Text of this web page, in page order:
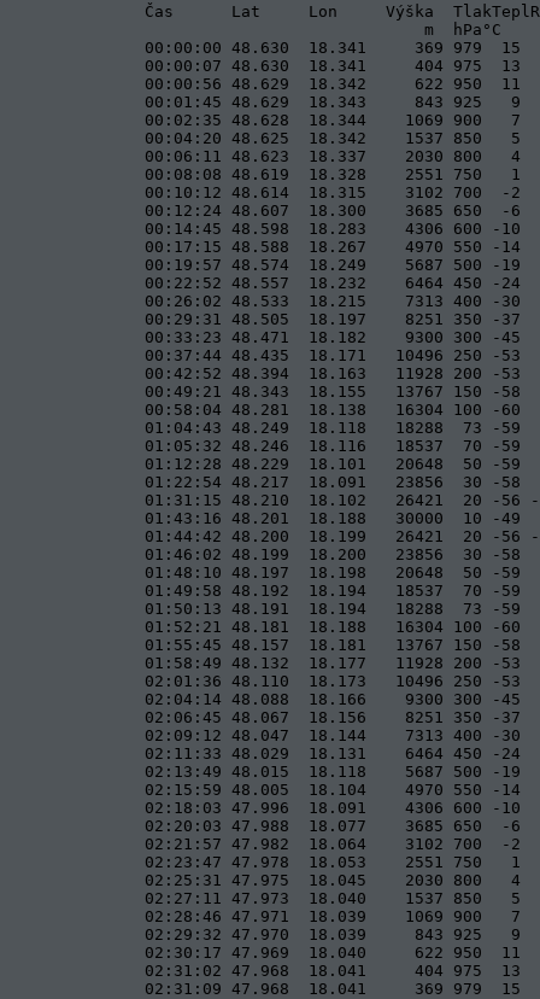
Čas      Lat     Lon     Výška
m  hPa°C
00:00:00 48.630  18.341     369 979  15
00:00:07 48.630  18.341     404 975  13
00:00:56 48.629  18.342     622 950  11
00:01:45 48.629  18.343     843 925   9
00:02:35 48.628  18.344    1069 900   7
00:04:20 48.625  18.342    1537 850   5
00:06:11 48.623  18.337    2030 800   4
00:08:08 48.619  18.328    2551 750   1
00:10:12 48.614  18.315    3102 700  -2
00:12:24 48.607  18.300    3685 650  -6
00:14:45 48.598  18.283    4306 600 -10
00:17:15 48.588  18.267    4970 550 -14
00:19:57 48.574  18.249    5687 500 -19
00:22:52 48.557  18.232    6464 450 -24
00:26:02 48.533  18.215    7313 400 -30
00:29:31 48.505  18.197    8251 350 -37
00:33:23 48.471  18.182    9300 300 -45
00:37:44 48.435  18.171   10496 250 -53
00:42:52 48.394  18.163   11928 200 -53
00:49:21 48.343  18.155   13767 150 -58
00:58:04 48.281  18.138   16304 100 -60
01:04:43 48.249  18.118   18288  73 -59
01:05:32 48.246  18.116   18537  70 -59
01:12:28 48.229  18.101   20648  50 -59
01:22:54 48.217  18.091   23856  30 -58
01:31:15 48.210  18.102   26421  20 -56
01:43:16 48.201  18.188   30000  10 -49
01:44:42 48.200  18.199   26421  20 -56
01:46:02 48.199  18.200   23856  30 -58
01:48:10 48.197  18.198   20648  50 -59
01:49:58 48.192  18.194   18537  70 -59
01:50:13 48.191  18.194   18288  73 -59
01:52:21 48.181  18.188   16304 100 -60
01:55:45 48.157  18.181   13767 150 -58
01:58:49 48.132  18.177   11928 200 -53
02:01:36 48.110  18.173   10496 250 -53
02:04:14 48.088  18.166    9300 300 -45
02:06:45 48.067  18.156    8251 350 -37
02:09:12 48.047  18.144    7313 400 -30
02:11:33 48.029  18.131    6464 450 -24
02:13:49 48.015  18.118    5687 500 -19
02:15:59 48.005  18.104    4970 550 -14
02:18:03 47.996  18.091    4306 600 -10
02:20:03 47.988  18.077    3685 650  -6
02:21:57 47.982  18.064    3102 700  -2
02:23:47 47.978  18.053    2551 750   1
02:25:31 47.975  18.045    2030 800   4
02:27:11 47.973  18.040    1537 850   5
02:28:46 47.971  18.039    1069 900   7
02:29:32 47.970  18.039     843 925   9
02:30:17 47.969  18.040     622 950  11
02:31:02 47.968  18.041     404 975  13
02:31:09 47.968  18.041     369 979  15